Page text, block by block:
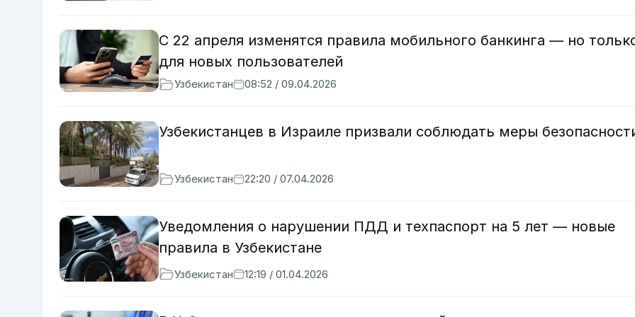
С 22 апреля изменятся правила мобильного банкинга — но
для новых пользователей
Узбекистан 08:52 / 09.04.2026
Узбекистанцев в Израиле призвали соблюдать меры
Узбекистан 22:20 / 07.04.2026
Уведомления о нарушении ПДД и техпаспорт на 5 лет — новые
правила в Узбекистане
Узбекистан 12:19 / 01.04.2026